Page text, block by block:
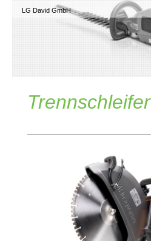
LG David GmbH
Trennschleifer